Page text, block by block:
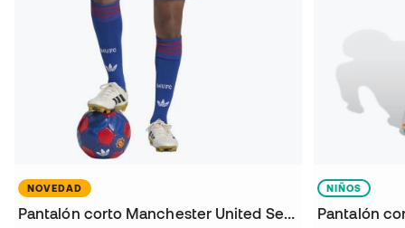
NOVEDAD
Pantalón corto Manchester United Segunda Equipación 2026-2027
NIÑOS